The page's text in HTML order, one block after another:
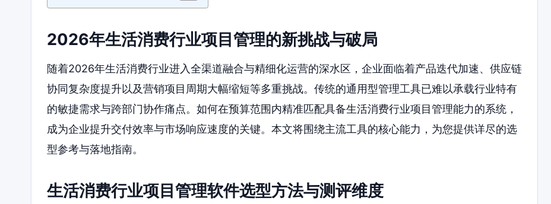
2026年生活消费行业项目管理的新挑战与破局
随着2026年生活消费行业进入全渠道融合与精细化运营的深水区，企业面临着产品迭代加速、供应链
协同复杂度提升以及营销项目周期大幅缩短等多重挑战。传统的通用型管理工具已难以承载行业特有
的敏捷需求与跨部门协作痛点。如何在预算范围内精准匹配具备生活消费行业项目管理能力的系统，
成为企业提升交付效率与市场响应速度的关键。本文将围绕主流工具的核心能力，为您提供详尽的选
型参考与落地指南。
生活消费行业项目管理软件选型方法与测评维度